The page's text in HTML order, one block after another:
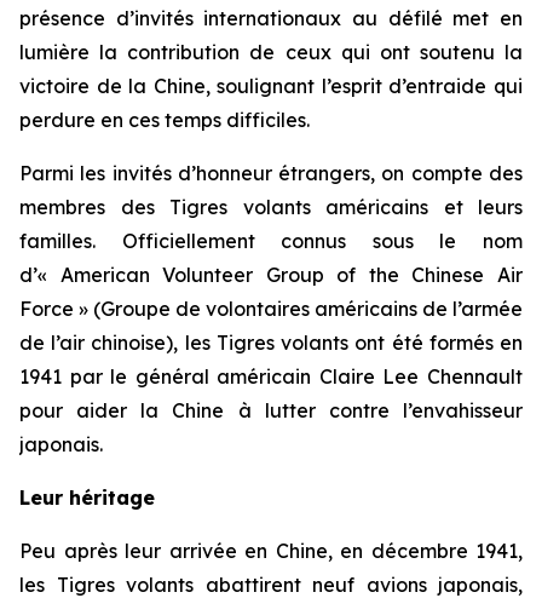
présence d’invités internationaux au défilé met en
lumière la contribution de ceux qui ont soutenu la
victoire de la Chine, soulignant l’esprit d’entraide qui
perdure en ces temps difficiles.
Parmi les invités d’honneur étrangers, on compte des
membres des Tigres volants américains et leurs
familles. Officiellement connus sous le nom
d’« American Volunteer Group of the Chinese Air
Force » (Groupe de volontaires américains de l’armée
de l’air chinoise), les Tigres volants ont été formés en
1941 par le général américain Claire Lee Chennault
pour aider la Chine à lutter contre l’envahisseur
japonais.
Leur héritage
Peu après leur arrivée en Chine, en décembre 1941,
les Tigres volants abattirent neuf avions japonais,